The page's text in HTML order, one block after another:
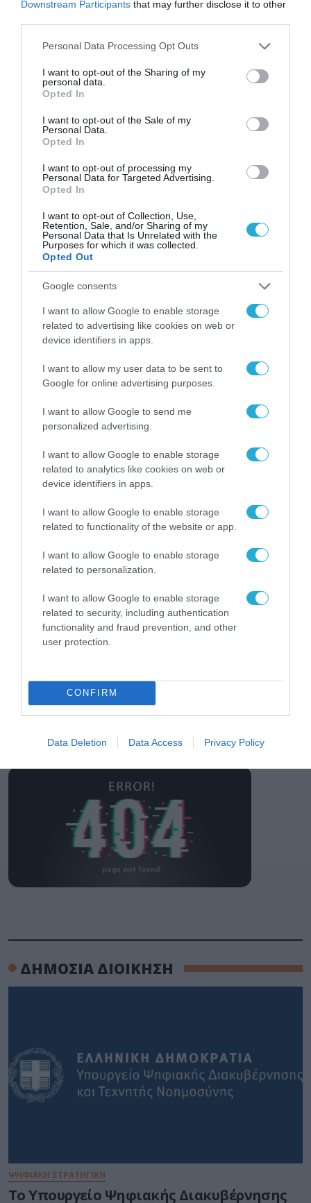
Downstream Participants that may further disclose it to other
Please note that this website/app uses one or more Google
not limited to your visit or usage behaviour. You may click to
grant or deny consent to Google and its third-party tags to
use your data for below specified purposes in below Google
consent section.
Personal Data Processing Opt Outs
I want to opt-out of the Sharing of my
personal data.
Opted In
I want to opt-out of the Sale of my
Personal Data.
Opted In
I want to opt-out of processing my
Personal Data for Targeted Advertising.
Opted In
I want to opt-out of Collection, Use,
Retention, Sale, and/or Sharing of my
Personal Data that Is Unrelated with the
Purposes for which it was collected.
Opted Out
Google consents
I want to allow Google to enable storage
related to advertising like cookies on web or
device identifiers in apps.
I want to allow my user data to be sent to
Google for online advertising purposes.
I want to allow Google to send me
personalized advertising.
I want to allow Google to enable storage
related to analytics like cookies on web or
device identifiers in apps.
I want to allow Google to enable storage
related to functionality of the website or app.
I want to allow Google to enable storage
related to personalization.
I want to allow Google to enable storage
related to security, including authentication
functionality and fraud prevention, and other
user protection.
CONFIRM
Data Deletion Data Access Privacy Policy
ΡΟΗ ΕΙΔΗΣΕΩΝ
Το χρηματοδοτούμενο
από την ΕΕ έργο “The
Gaming Police”
ενισχύει την ασφάλεια
των παιδιών στο
31.07.2026
ΑΑΔΕ: Διευκρινίσεις
για τα πρόστιμα σε
αφορούν τους ΦΗΜ
31.07.2026
Τεχνητή Νοημοσύνη
δεν είναι απλώς μια
νέα τεχνολογία, είναι
επανάσταση»
Νέος οδηγός του ΕΚΤ
των ελληνικών
επιχειρήσεων στον
χώρο της άμυνας
31.07.2026
Η πιο ταξιδιάρικη
καλοκαιριού έχει την
υπογραφή της Xiaomi
ΔΗΜΟΣΙΑ ΔΙΟΙΚΗΣΗ
ΨΗΦΙΑΚΗ ΣΤΡΑΤΗΓΙΚΗ
Το Υπουργείο Ψηφιακής Διακυβέρνησης